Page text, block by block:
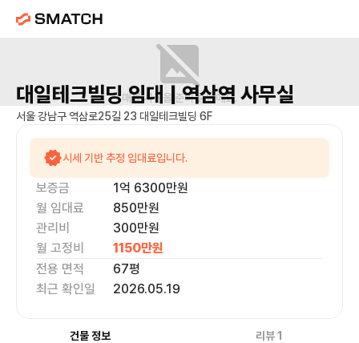
매물 사진을 준비 중이에요.
대일테크빌딩임대 | 역삼역사무실
서울 강남구 역삼로25길 23 대일테크빌딩 6F
시세 기반 추정 임대료입니다.
보증금 1억 6300만원
월 임대료
850만원
관리비
300만원
월 고정비
1150만원
전용 면적
67평
최근 확인일
2026.05.19
건물 정보 리뷰1